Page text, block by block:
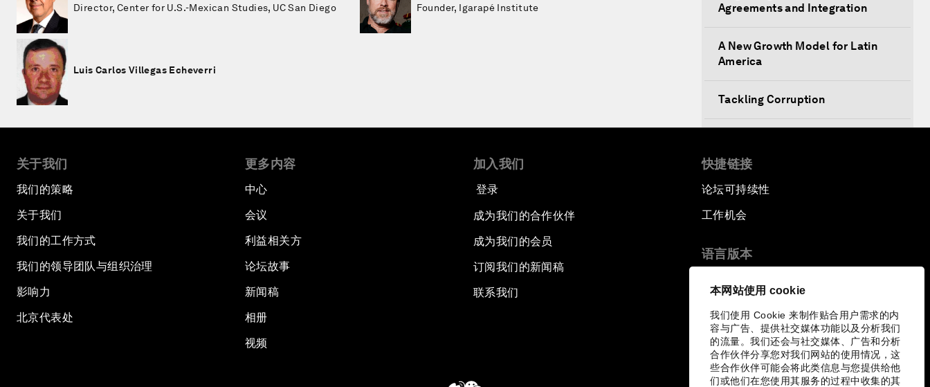
本网站使用 cookie
我们使用 Cookie 来制作贴合用户需求的内
容与广告、提供社交媒体功能以及分析我们
的流量。我们还会与社交媒体、广告和分析
合作伙伴分享您对我们网站的使用情况，这
些合作伙伴可能会将此类信息与您提供给他
们或他们在您使用其服务的过程中收集的其
Director, Center for U.S.-Mexican Studies, UC San Diego
Founder, Igarapé Institute
Luis Carlos Villegas Echeverri
Agreements and Integration
A New Growth Model for Latin
America
Tackling Corruption
Building Resilience and
An Agenda for a Prosperous
Future
关于我们
我们的策略
关于我们
我们的工作方式
我们的领导团队与组织治理
影响力
北京代表处
更多内容
中心
会议
利益相关方
论坛故事
新闻稿
相册
视频
加入我们
登录
成为我们的合作伙伴
成为我们的会员
订阅我们的新闻稿
联系我们
快捷链接
论坛可持续性
工作机会
语言版本